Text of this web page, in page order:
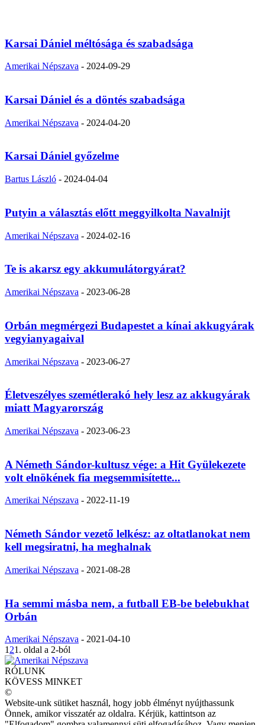
Karsai Dániel méltósága és szabadsága
Amerikai Népszava - 2024-09-29
Karsai Dániel és a döntés szabadsága
Amerikai Népszava - 2024-04-20
Karsai Dániel győzelme
Bartus László - 2024-04-04
Putyin a választás előtt meggyilkolta Navalnijt
Amerikai Népszava - 2024-02-16
Te is akarsz egy akkumulátorgyárat?
Amerikai Népszava - 2023-06-28
Orbán megmérgezi Budapestet a kínai akkugyárak
vegyianyagaival
Amerikai Népszava - 2023-06-27
Életveszélyes szemétlerakó hely lesz az akkugyárak
miatt Magyarország
Amerikai Népszava - 2023-06-23
A Németh Sándor-kultusz vége: a Hit Gyülekezete
volt elnökének fia megsemmisítette...
Amerikai Népszava - 2022-11-19
Németh Sándor vezető lelkész: az oltatlanokat nem
kell megsiratni, ha meghalnak
Amerikai Népszava - 2021-08-28
Ha semmi másba nem, a futball EB-be belebukhat
Orbán
Amerikai Népszava - 2021-04-10
1 21. oldal a 2-ból
RÓLUNK
KÖVESS MINKET
©
Website-unk sütiket használ, hogy jobb élményt nyújthassunk
Önnek, amikor visszatér az oldalra. Kérjük, kattintson az